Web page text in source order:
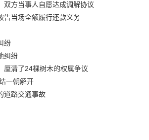
双方当事人自愿达成调解协议
告当场全额履行还款义务
纷
纠纷
厘清了24棵树木的权属争议
一朝解开
道路交通事故